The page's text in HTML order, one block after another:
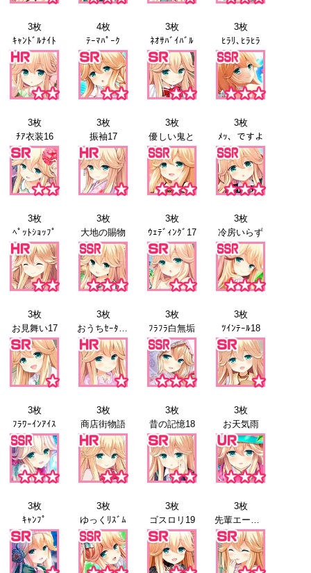
3枚
ｷｬﾝﾄﾞﾙﾅｲﾄ
4枚
ﾃｰﾏﾊﾟｰｸ
3枚
ﾈｵｻﾊﾞｲﾊﾞﾙ
3枚
ﾋﾗﾘ､ﾋﾗﾋﾗ
3枚
ﾁｱ衣装16
3枚
振袖17
3枚
優しい鬼と
3枚
ﾒｯ、ですよ
3枚
ﾍﾟｯﾄｼｮｯﾌﾟ
3枚
大地の賜物
3枚
ｳｪﾃﾞｨﾝｸﾞ17
3枚
冷房いらず
3枚
お見舞い17
3枚
おうちｾｰﾀｰ17
3枚
ﾌﾗﾌﾗ白無垢
3枚
ﾂｲﾝﾃｰﾙ18
3枚
ﾌﾗﾜｰｲﾝｱｲｽ
3枚
商店街物語
3枚
昔の記憶18
3枚
お天気雨
3枚
ｷｬﾝﾌﾟ
3枚
ゆっくﾘｽﾞﾑ
3枚
ゴスロリ19
3枚
先輩エール19